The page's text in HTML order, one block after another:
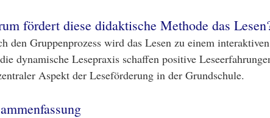
fördert diese didaktische Methode das
den Gruppenprozess wird das Lesen zu einem
dynamische Lesepraxis schaffen positive
Aspekt der Leseförderung in der Grundschule.